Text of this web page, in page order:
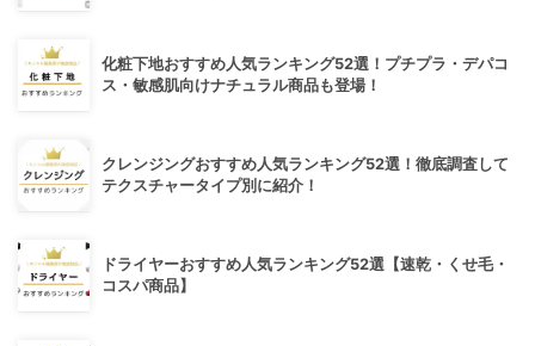
化粧下地おすすめ人気ランキング52選！プチプラ・デパコ
ス・敏感肌向けナチュラル商品も登場！
クレンジングおすすめ人気ランキング52選！徹底調査して
テクスチャータイプ別に紹介！
ドライヤーおすすめ人気ランキング52選【速乾・くせ毛・
コスパ商品】